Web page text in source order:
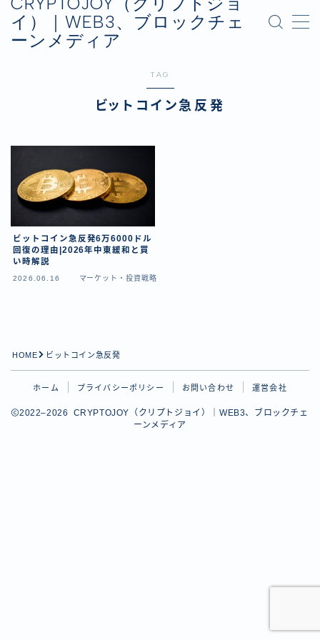
イ）｜WEB3、ブロックチェ
ーンメディア
MENU
TAG
ビットコイン急反発
ビットコイン急反発6万6000ドル
回復の理由|2026年中東緩和と買
い時解説
2026.06.16 マーケット・投資戦略
HOME ビットコイン急反発
ホーム プライバシーポリシー お問い合わせ 運営会社
2022–2026 CRYPTOJOY（クリプトジョイ）｜WEB3、ブロックチェ
ーンメディア